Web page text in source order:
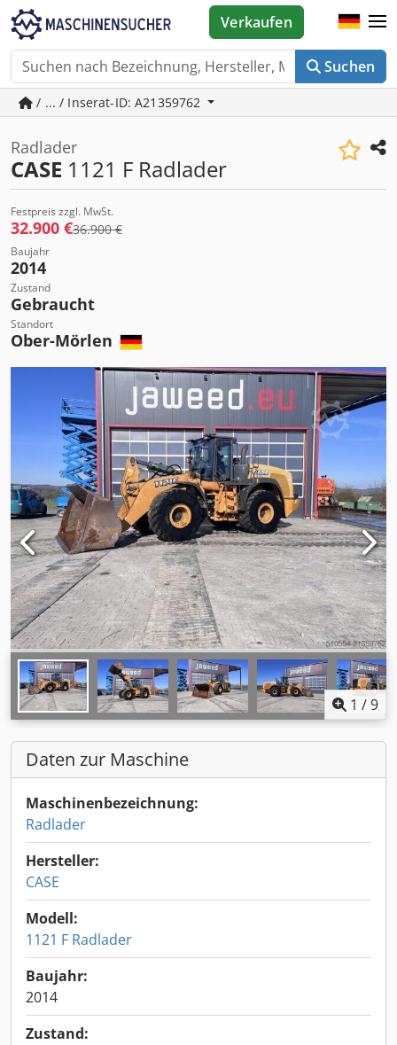
Suchen
Verkaufen
/ ... / Inserat-ID: A21359762
Radlader
CASE 1121 F Radlader
Festpreis zzgl. MwSt.
32.900 €36.900 €
Baujahr
2014
Zustand
Gebraucht
Standort
Ober-Mörlen
1 /9
Daten zur Maschine
Maschinenbezeichnung:
Radlader
Hersteller:
CASE
Modell:
1121 F Radlader
Baujahr:
2014
Zustand: